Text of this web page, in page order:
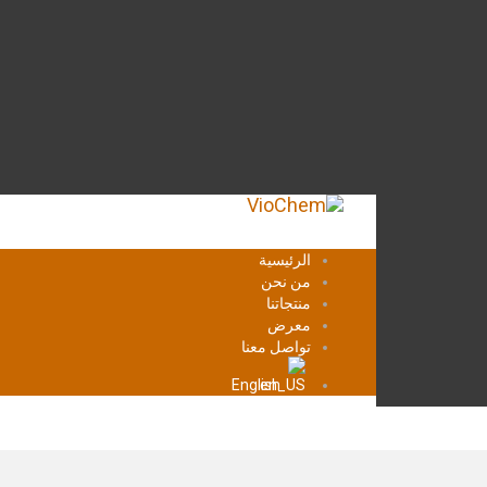
الرئيسية
من نحن
منتجاتنا
معرض
تواصل معنا
English